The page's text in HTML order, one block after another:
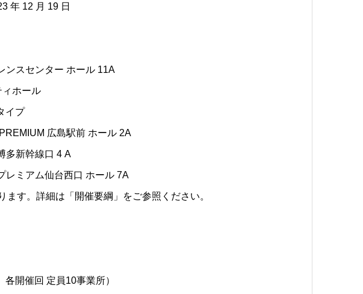
年 12 月 19 日
センター ホール 11A
ホール
イプ
広島駅前 ホール 2A
多新幹線口 4 A
レミアム仙台西口 ホール 7A
す。詳細は「開催要綱」をご参照ください。
開催回 定員10事業所）